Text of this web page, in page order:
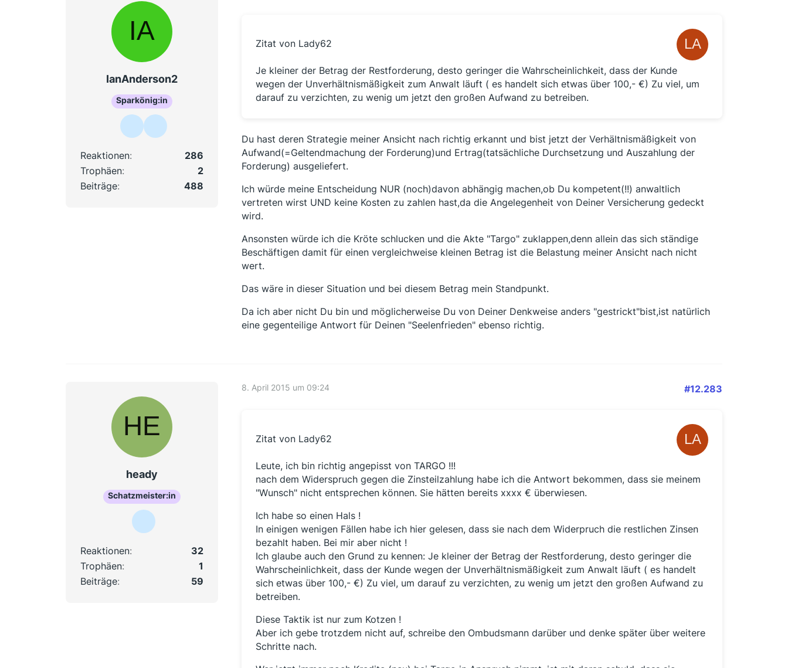
IanAnderson2
Sparkönig:in
Reaktionen
286
Trophäen
2
Beiträge
488
Zitat von Lady62
Je kleiner der Betrag der Restforderung, desto geringer die Wahrscheinlichkeit, dass der Kunde
wegen der Unverhältnismäßigkeit zum Anwalt läuft ( es handelt sich etwas über 100,- €) Zu viel, um
darauf zu verzichten, zu wenig um jetzt den großen Aufwand zu betreiben.
Du hast deren Strategie meiner Ansicht nach richtig erkannt und bist jetzt der Verhältnismäßigkeit von
Aufwand(=Geltendmachung der Forderung)und Ertrag(tatsächliche Durchsetzung und Auszahlung der
Forderung) ausgeliefert.
Ich würde meine Entscheidung NUR (noch)davon abhängig machen,ob Du kompetent(!!) anwaltlich
vertreten wirst UND keine Kosten zu zahlen hast,da die Angelegenheit von Deiner Versicherung gedeckt
wird.
Ansonsten würde ich die Kröte schlucken und die Akte "Targo" zuklappen,denn allein das sich ständige
Beschäftigen damit für einen vergleichweise kleinen Betrag ist die Belastung meiner Ansicht nach nicht
wert.
Das wäre in dieser Situation und bei diesem Betrag mein Standpunkt.
Da ich aber nicht Du bin und möglicherweise Du von Deiner Denkweise anders "gestrickt"bist,ist natürlich
eine gegenteilige Antwort für Deinen "Seelenfrieden" ebenso richtig.
heady
Schatzmeister:in
Reaktionen
32
Trophäen
1
Beiträge
59
8. April 2015 um 09:24 #12.283
Zitat von Lady62
Leute, ich bin richtig angepisst von TARGO !!!
nach dem Widerspruch gegen die Zinsteilzahlung habe ich die Antwort bekommen, dass sie meinem
"Wunsch" nicht entsprechen können. Sie hätten bereits xxxx € überwiesen.
Ich habe so einen Hals !
In einigen wenigen Fällen habe ich hier gelesen, dass sie nach dem Widerpruch die restlichen Zinsen
bezahlt haben. Bei mir aber nicht !
Ich glaube auch den Grund zu kennen: Je kleiner der Betrag der Restforderung, desto geringer die
Wahrscheinlichkeit, dass der Kunde wegen der Unverhältnismäßigkeit zum Anwalt läuft ( es handelt
sich etwas über 100,- €) Zu viel, um darauf zu verzichten, zu wenig um jetzt den großen Aufwand zu
betreiben.
Diese Taktik ist nur zum Kotzen !
Aber ich gebe trotzdem nicht auf, schreibe den Ombudsmann darüber und denke später über weitere
Schritte nach.